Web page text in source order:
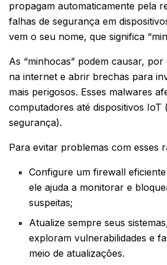
propagam automaticamente pela
falhas de segurança em
vem o seu nome, que significa
As “minhocas” podem causar,
na internet e abrir brechas para
mais perigosos. Esses malwares
computadores até dispositivos IoT
segurança).
Para evitar problemas com esses
Configure um firewall
ele ajuda a monitorar e
suspeitas;
Atualize sempre seus
exploram vulnerabilidades e
meio de atualizações.